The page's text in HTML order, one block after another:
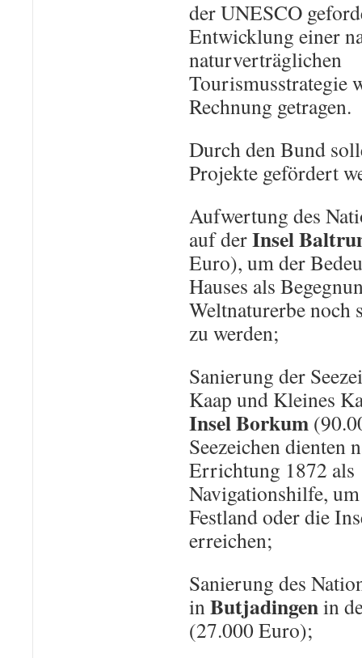
der UNESCO
Entwicklung einer
naturverträglichen
Tourismusstrategie
Rechnung getragen.
Durch den Bund
Projekte gefördert
Aufwertung des
auf derInsel
Euro), um der
Hauses als
Weltnaturerbe noch
zu werden;
Sanierung der
Kaap und Kleines
Insel Borkum
Seezeichen dienten
Errichtung 1872 als
Navigationshilfe,
Festland oder die
erreichen;
Sanierung des
inButjadingenin
(27.000 Euro);